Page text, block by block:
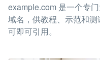
example.com 是一个专
域名，供教程、示范和
可即可引用。